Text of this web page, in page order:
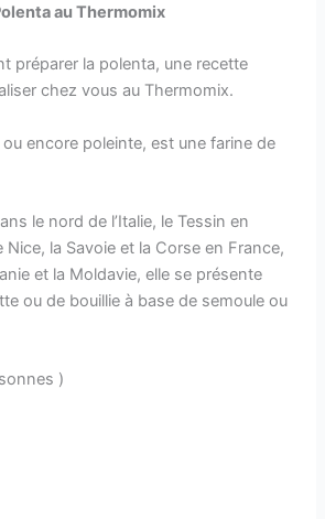
au Thermomix
préparer la polenta, une recette
chez vous au Thermomix.
encore poleinte, est une farine de
le nord de l’Italie, le Tessin en
Nice, la Savoie et la Corse en France,
et la Moldavie, elle se présente
ou de bouillie à base de semoule ou
)